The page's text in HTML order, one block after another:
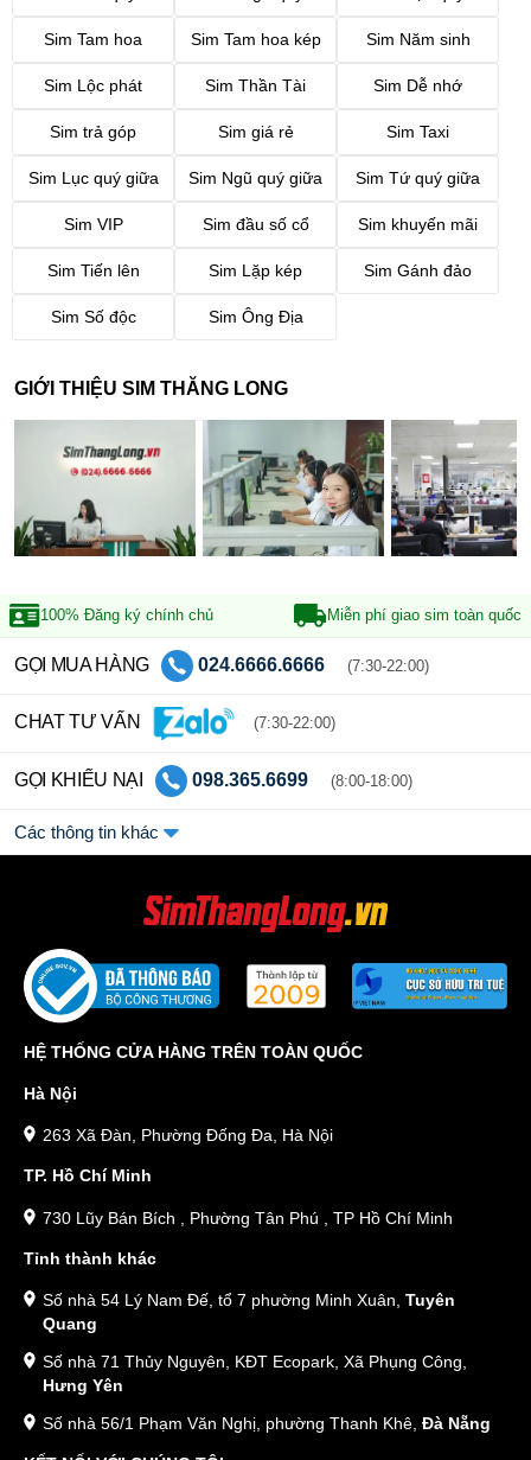
Sim Tam hoa Sim Tam hoa kép Sim Năm sinh
Sim Lộc phát Sim Thần Tài Sim Dễ nhớ
Sim trả góp Sim giá rẻ Sim Taxi
Sim Lục quý giữa Sim Ngũ quý giữa Sim Tứ quý giữa
Sim VIP Sim đầu số cổ Sim khuyến mãi
Sim Tiến lên Sim Lặp kép Sim Gánh đảo
Sim Số độc Sim Ông Địa
GIỚI THIỆU SIM THĂNG LONG
100% Đăng ký chính chủ Miễn phí giao sim toàn quốc
GỌI MUA HÀNG 024.6666.6666 (7:30-22:00)
CHAT TƯ VẤN (7:30-22:00)
GỌI KHIẾU NẠI 098.365.6699 (8:00-18:00)
Các thông tin khác
HỆ THỐNG CỬA HÀNG TRÊN TOÀN QUỐC
Hà Nội
263 Xã Đàn, Phường Đống Đa, Hà Nội
TP. Hồ Chí Minh
730 Lũy Bán Bích , Phường Tân Phú , TP Hồ Chí Minh
Tỉnh thành khác
Số nhà 54 Lý Nam Đế, tổ 7 phường Minh Xuân, Tuyên
Quang
Số nhà 71 Thủy Nguyên, KĐT Ecopark, Xã Phụng Công,
Hưng Yên
Số nhà 56/1 Phạm Văn Nghị, phường Thanh Khê, Đà Nẵng